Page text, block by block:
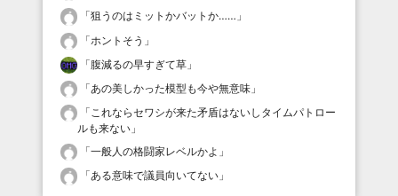
「狙うのはミットかバットか…… 」
「ホントそう 」
「腹減るの早すぎて草 」
「あの美しかった模型も今や無意味 」
「これならセワシが来た矛盾はないしタイムパトロー
ルも来ない 」
「一般人の格闘家レベルかよ 」
「ある意味で議員向いてない 」